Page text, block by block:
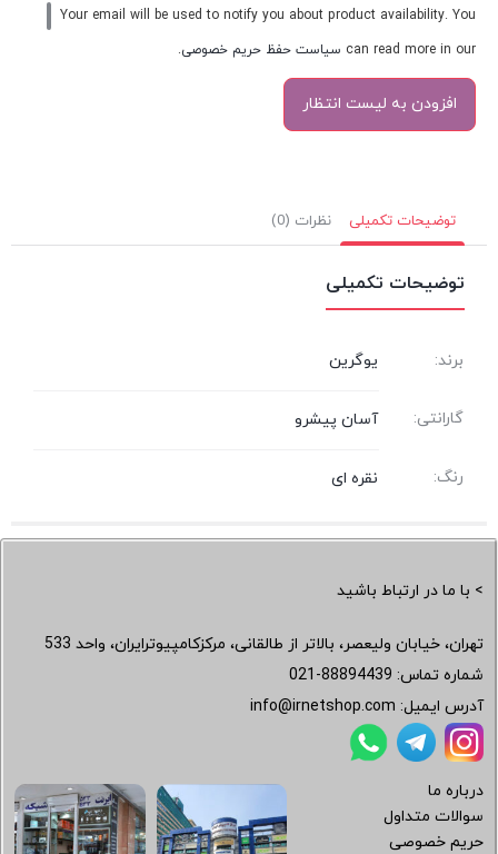
Your email will be used to notify you about product availability. You
can read more in our سیاست حفظ حریم خصوصی.
توضیحات تکمیلی نظرات (0)
توضیحات تکمیلی
برند: یوگرین
گارانتی: آسان پیشرو
رنگ: نقره ای
> با ما در ارتباط باشید
تهران، خیابان ولیعصر، بالاتر از طالقانی، مرکزکامپیوترایران، واحد 533
شماره تماس: 021-88894439
آدرس ایمیل: info@irnetshop.com
درباره ما
سوالات متداول
حریم خصوصی